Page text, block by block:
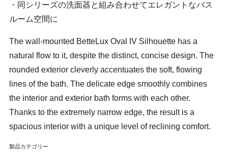
・同シリーズの洗面器と組み合わせてエレガントなバス
ルーム空間に
The wall-mounted BetteLux Oval IV Silhouette has a
natural flow to it, despite the distinct, concise design. The
rounded exterior cleverly accentuates the soft, flowing
lines of the bath. The delicate edge smoothly combines
the interior and exterior bath forms with each other.
Thanks to the extremely narrow edge, the result is a
spacious interior with a unique level of reclining comfort.
製品カテゴリー